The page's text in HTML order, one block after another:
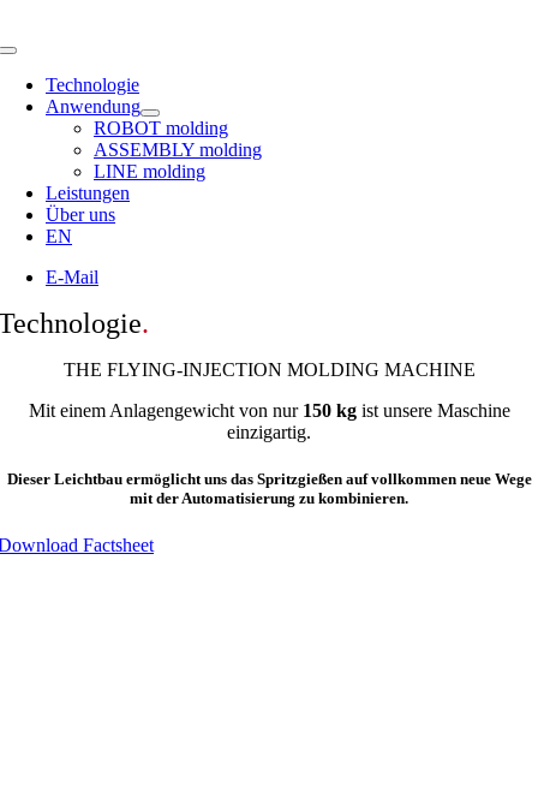
Toggle
NavigationTechnologie
Anwendung
ROBOT molding
ASSEMBLY molding
LINE molding
Leistungen
Über uns
EN
E-Mail
.
THE FLYING-INJECTION MOLDING MACHINE
Mit einem Anlagengewicht von nur 150 kgist unsere Maschine
einzigartig.
Dieser Leichtbau ermöglicht uns das Spritzgießen auf vollkommen neue Wege
mit der Automatisierung zu kombinieren.
Factsheet